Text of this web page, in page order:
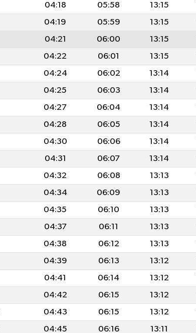
04:18 05:58 13:15
04:19 05:59 13:15
04:21 06:00 13:15
04:22 06:01 13:15
04:24 06:02 13:14
04:25 06:03 13:14
04:27 06:04 13:14
04:28 06:05 13:14
04:30 06:06 13:14
04:31 06:07 13:14
04:32 06:08 13:13
04:34 06:09 13:13
04:35 06:10 13:13
04:37 06:11 13:13
04:38 06:12 13:13
04:39 06:13 13:12
04:41 06:14 13:12
04:42 06:15 13:12
04:43 06:15 13:12
04:45 06:16 13:11